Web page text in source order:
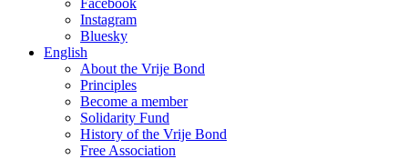
Facebook
Instagram
Bluesky
English
About the Vrije Bond
Principles
Become a member
Solidarity Fund
History of the Vrije Bond
Free Association